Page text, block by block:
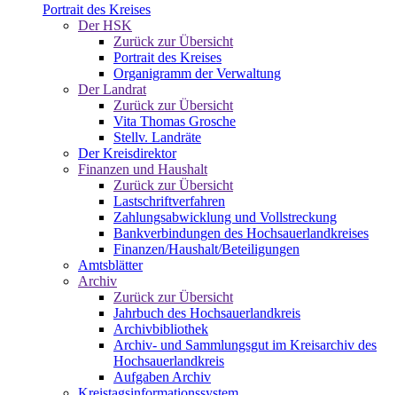
Portrait des Kreises
Der HSK
Zurück zur Übersicht
Portrait des Kreises
Organigramm der Verwaltung
Der Landrat
Zurück zur Übersicht
Vita Thomas Grosche
Stellv. Landräte
Der Kreisdirektor
Finanzen und Haushalt
Zurück zur Übersicht
Lastschriftverfahren
Zahlungsabwicklung und Vollstreckung
Bankverbindungen des Hochsauerlandkreises
Finanzen/Haushalt/Beteiligungen
Amtsblätter
Archiv
Zurück zur Übersicht
Jahrbuch des Hochsauerlandkreis
Archivbibliothek
Archiv- und Sammlungsgut im Kreisarchiv des
Hochsauerlandkreis
Aufgaben Archiv